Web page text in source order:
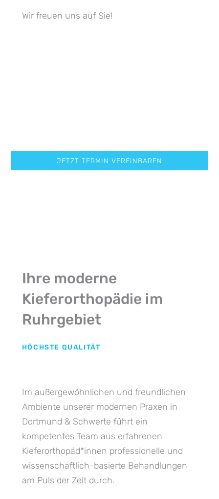
Wir freuen uns auf Sie!
JETZT TERMIN VEREINBAREN
HÖCHSTE QUALITÄT
Ihre moderne
Kieferorthopädie im
Ruhrgebiet
Im außergewöhnlichen und freundlichen
Ambiente unserer modernen Praxen in
Dortmund & Schwerte führt ein
kompetentes Team aus erfahrenen
Kieferorthopäd*innen professionelle und
wissenschaftlich-basierte Behandlungen
am Puls der Zeit durch.